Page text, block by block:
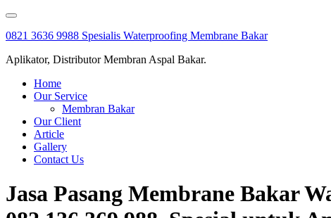
Skip
content
0821 3636 9988 Spesialis Waterproofing Membrane Bakar
Aplikator, Distributor Membran Aspal Bakar.
Home
Our Service
Membran Bakar
Our Client
Article
Gallery
Contact Us
Jasa Pasang Membrane Bakar